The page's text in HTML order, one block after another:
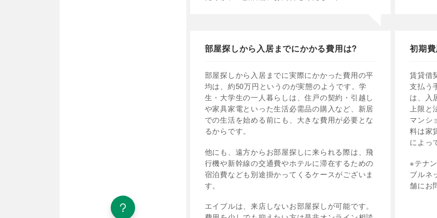
部屋探しから入居までにかかる費用は?
部屋探しから入居までに実際にかかった費用の平
均は、約50万円というのが実態のようです。学
生・大学生の一人暮らしは、住戸の契約・引越し
や家具家電といった生活必需品の購入など、新居
での生活を始める前にも、大きな費用が必要とな
るからです。
他にも、遠方からお部屋探しに来られる際は、飛
行機や新幹線の交通費やホテルに滞在するための
宿泊費なども別途掛かってくるケースがございま
す。
エイブルは、来店しないお部屋探しが可能です。
初期
賃貸借
支払う
は、入
上限
マンシ
料は家
によっ
※テナ
ブルネ
舗にお